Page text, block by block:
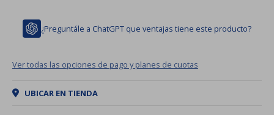
¿Preguntále a ChatGPT que ventajas tiene este producto?
Ver todas las opciones de pago y planes de cuotas
UBICAR EN TIENDA